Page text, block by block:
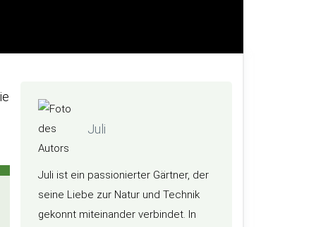
Juli
Juli ist ein passionierter Gärtner, der
seine Liebe zur Natur und Technik
gekonnt miteinander verbindet. In